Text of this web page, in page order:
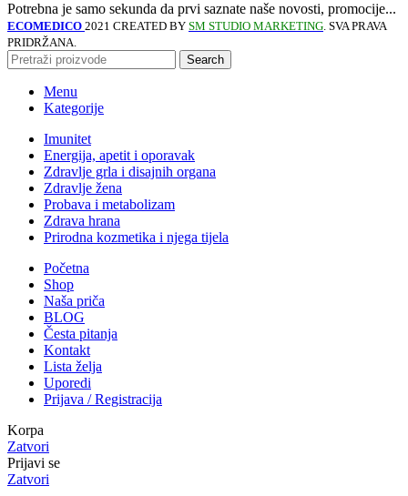
Potrebna je samo sekunda da prvi saznate naše novosti, promocije...
ECOMEDICO 2021 CREATED BY SM STUDIO MARKETING. SVA PRAVA
PRIDRŽANA.
Search
Menu
Kategorije
Imunitet
Energija, apetit i oporavak
Zdravlje grla i disajnih organa
Zdravlje žena
Probava i metabolizam
Zdrava hrana
Prirodna kozmetika i njega tijela
Početna
Shop
Naša priča
BLOG
Česta pitanja
Kontakt
Lista želja
Uporedi
Prijava / Registracija
Korpa
Zatvori
Prijavi se
Zatvori